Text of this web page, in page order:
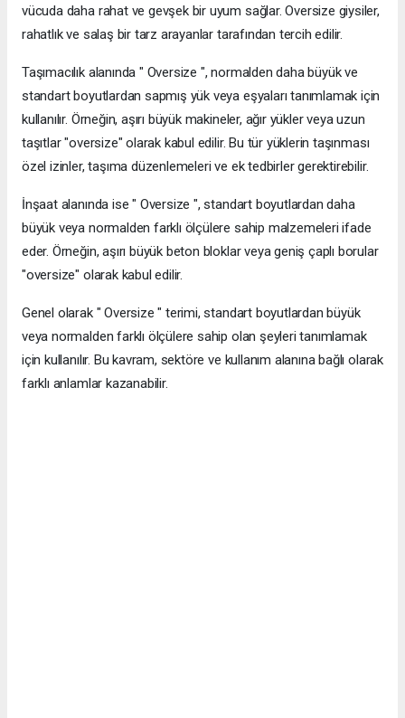
vücuda daha rahat ve gevşek bir uyum sağlar. Oversize giysiler,
rahatlık ve salaş bir tarz arayanlar tarafından tercih edilir.
Taşımacılık alanında " Oversize ", normalden daha büyük ve
standart boyutlardan sapmış yük veya eşyaları tanımlamak için
kullanılır. Örneğin, aşırı büyük makineler, ağır yükler veya uzun
taşıtlar "oversize" olarak kabul edilir. Bu tür yüklerin taşınması
özel izinler, taşıma düzenlemeleri ve ek tedbirler gerektirebilir.
İnşaat alanında ise " Oversize ", standart boyutlardan daha
büyük veya normalden farklı ölçülere sahip malzemeleri ifade
eder. Örneğin, aşırı büyük beton bloklar veya geniş çaplı borular
"oversize" olarak kabul edilir.
Genel olarak " Oversize " terimi, standart boyutlardan büyük
veya normalden farklı ölçülere sahip olan şeyleri tanımlamak
için kullanılır. Bu kavram, sektöre ve kullanım alanına bağlı olarak
farklı anlamlar kazanabilir.